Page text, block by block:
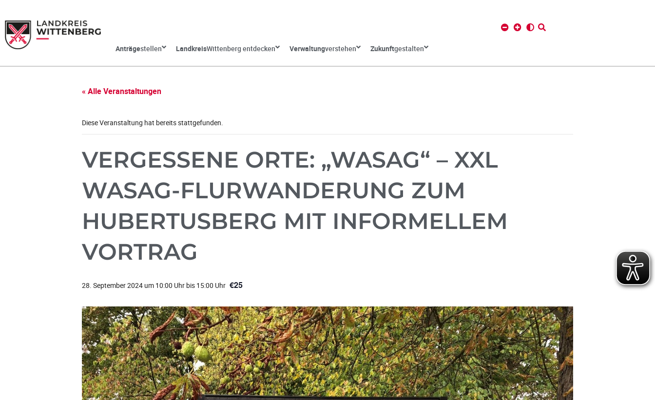
Anträgestellen LandkreisWittenberg entdecken Verwaltungverstehen Zukunftgestalten
« Alle Veranstaltungen
Diese Veranstaltung hat bereits stattgefunden.
VERGESSENE ORTE: „WASAG“ – XXL
WASAG-FLURWANDERUNG ZUM
HUBERTUSBERG MIT INFORMELLEM
VORTRAG
28. September 2024 um 10:00 Uhr bis 15:00 Uhr €25